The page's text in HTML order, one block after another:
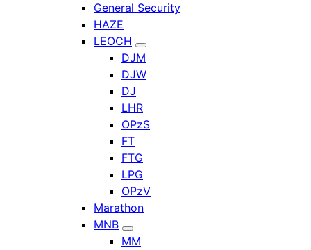
General Security
HAZE
LEOCH
DJM
DJW
DJ
LHR
OPzS
FT
FTG
LPG
OPzV
Marathon
MNB
MM